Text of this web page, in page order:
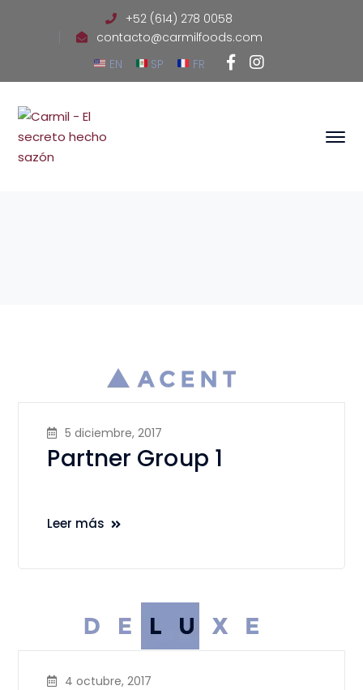
+52 (614) 278 0058
contacto@carmilfoods.com
EN
SP FR
Facebook
Profile
Instagram
Profile
5 diciembre, 2017
Partner Group 1
Leer más
4 octubre, 2017